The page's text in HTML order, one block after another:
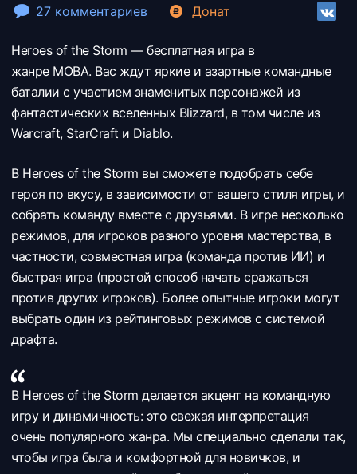
27 комментариев Донат
Heroes of the Storm — бесплатная игра в
жанре MOBA. Вас ждут яркие и азартные командные
баталии с участием знаменитых персонажей из
фантастических вселенных Blizzard, в том числе из
Warcraft, StarCraft и Diablo.
В Heroes of the Storm вы сможете подобрать себе
героя по вкусу, в зависимости от вашего стиля игры, и
собрать команду вместе с друзьями. В игре несколько
режимов, для игроков разного уровня мастерства, в
частности, совместная игра (команда против ИИ) и
быстрая игра (простой способ начать сражаться
против других игроков). Более опытные игроки могут
выбрать один из рейтинговых режимов с системой
драфта.
В Heroes of the Storm делается акцент на командную
игру и динамичность: это свежая интерпретация
очень популярного жанра. Мы специально сделали так,
чтобы игра была и комфортной для новичков, и